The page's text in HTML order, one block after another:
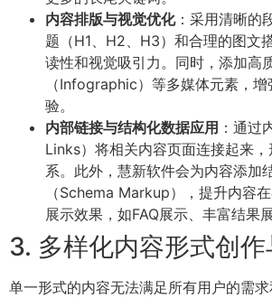
内容排版与视觉优化：采用清晰的
题（H1、H2、H3）和合理的图文
读性和视觉吸引力。同时，添加高
（Infographic）等多媒体元素，
验。
内部链接与结构化数据应用 ：通过
Links）将相关内容页面连接起来
系。此外，慧新软件会为内容添加
（Schema Markup），提升内容
展示效果，如FAQ展示、丰富结果展
3. 多样化内容形式创
单一形式的内容无法满足所有用户的需